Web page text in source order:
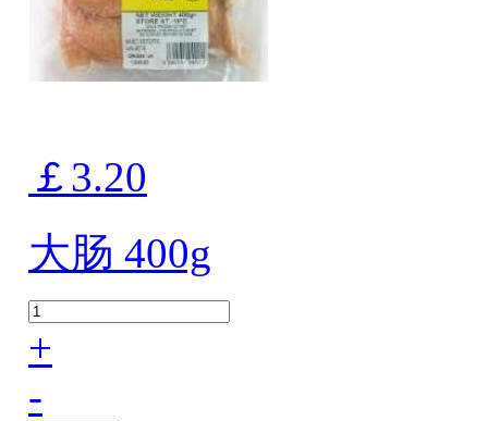
￡3.20
大肠 400g
+
-